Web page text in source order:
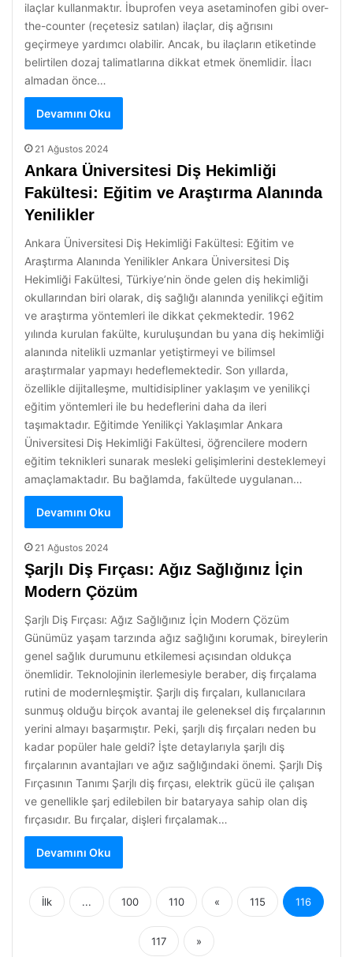
ilaçlar kullanmaktır. İbuprofen veya asetaminofen gibi over-
the-counter (reçetesiz satılan) ilaçlar, diş ağrısını
geçirmeye yardımcı olabilir. Ancak, bu ilaçların etiketinde
belirtilen dozaj talimatlarına dikkat etmek önemlidir. İlacı
almadan önce…
Devamını Oku
21 Ağustos 2024
Ankara Üniversitesi Diş Hekimliği
Fakültesi: Eğitim ve Araştırma Alanında
Yenilikler
Ankara Üniversitesi Diş Hekimliği Fakültesi: Eğitim ve
Araştırma Alanında Yenilikler Ankara Üniversitesi Diş
Hekimliği Fakültesi, Türkiye’nin önde gelen diş hekimliği
okullarından biri olarak, diş sağlığı alanında yenilikçi eğitim
ve araştırma yöntemleri ile dikkat çekmektedir. 1962
yılında kurulan fakülte, kuruluşundan bu yana diş hekimliği
alanında nitelikli uzmanlar yetiştirmeyi ve bilimsel
araştırmalar yapmayı hedeflemektedir. Son yıllarda,
özellikle dijitalleşme, multidisipliner yaklaşım ve yenilikçi
eğitim yöntemleri ile bu hedeflerini daha da ileri
taşımaktadır. Eğitimde Yenilikçi Yaklaşımlar Ankara
Üniversitesi Diş Hekimliği Fakültesi, öğrencilere modern
eğitim teknikleri sunarak mesleki gelişimlerini desteklemeyi
amaçlamaktadır. Bu bağlamda, fakültede uygulanan…
Devamını Oku
21 Ağustos 2024
Şarjlı Diş Fırçası: Ağız Sağlığınız İçin
Modern Çözüm
Şarjlı Diş Fırçası: Ağız Sağlığınız İçin Modern Çözüm
Günümüz yaşam tarzında ağız sağlığını korumak, bireylerin
genel sağlık durumunu etkilemesi açısından oldukça
önemlidir. Teknolojinin ilerlemesiyle beraber, diş fırçalama
rutini de modernleşmiştir. Şarjlı diş fırçaları, kullanıcılara
sunmuş olduğu birçok avantaj ile geleneksel diş fırçalarının
yerini almayı başarmıştır. Peki, şarjlı diş fırçaları neden bu
kadar popüler hale geldi? İşte detaylarıyla şarjlı diş
fırçalarının avantajları ve ağız sağlığındaki önemi. Şarjlı Diş
Fırçasının Tanımı Şarjlı diş fırçası, elektrik gücü ile çalışan
ve genellikle şarj edilebilen bir bataryaya sahip olan diş
fırçasıdır. Bu fırçalar, dişleri fırçalamak…
Devamını Oku
İlk ... 100 110 « 115 116
117 »